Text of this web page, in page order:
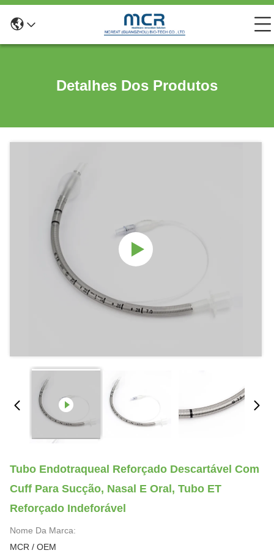
Detalhes Dos Produtos
Tubo Endotraqueal Reforçado Descartável Com
Cuff Para Sucção, Nasal E Oral, Tubo ET
Reforçado Indeforável
Nome Da Marca:
MCR / OEM